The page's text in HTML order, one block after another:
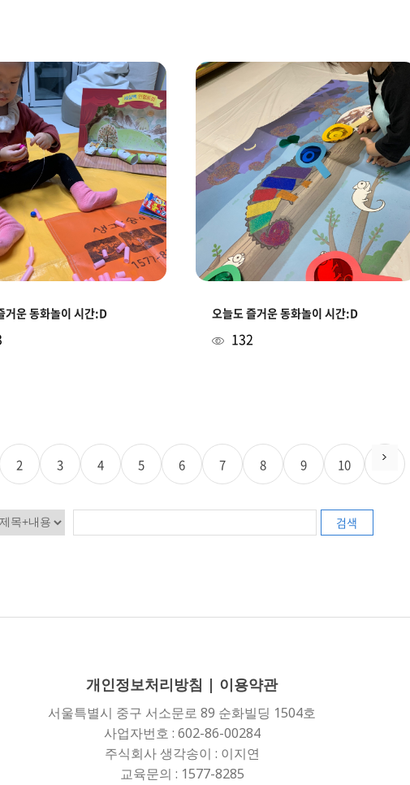
거운 동화놀이 시간:D 오늘도 즐거운 동화놀이 시간:D
132
2 3 4 5 6 7 8 9 10
검색
개인정보처리방침 | 이용약관
서울특별시 중구 서소문로 89 순화빌딩 1504호
사업자번호 : 602-86-00284
주식회사 생각송이 : 이지연
교육문의 : 1577-8285